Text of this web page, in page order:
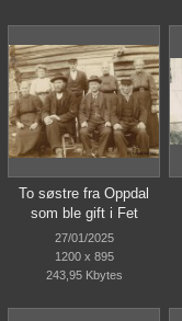
To søstre fra Oppdal
som ble gift i Fet
27/01/2025
1200 x 895
243,95 Kbytes